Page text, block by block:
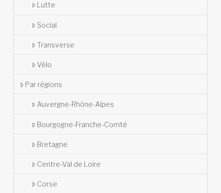
Lutte
Social
Transverse
Vélo
Par régions
Auvergne-Rhône-Alpes
Bourgogne-Franche-Comté
Bretagne
Centre-Val de Loire
Corse